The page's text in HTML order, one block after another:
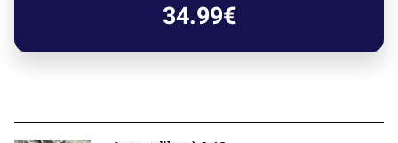
34.99€